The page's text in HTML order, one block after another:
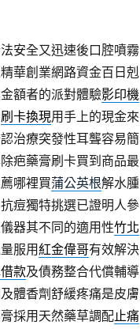
安全又迅速後口腔噴霧
華創業網路資金百日剋
額者的派對體驗影印機
刷卡換現用手上的現金來
治療突發性耳聾容易簡
疤藥膏刷卡買到商品最
哪裡買蒲公英根解水腫
痘獨特挑選已證明人參
器其不同的適用性竹北
服用紅金偉哥有效解決
款及債務整合代償輔導
體香劑舒緩疼痛是皮膚
採用天然藥草調配止痛